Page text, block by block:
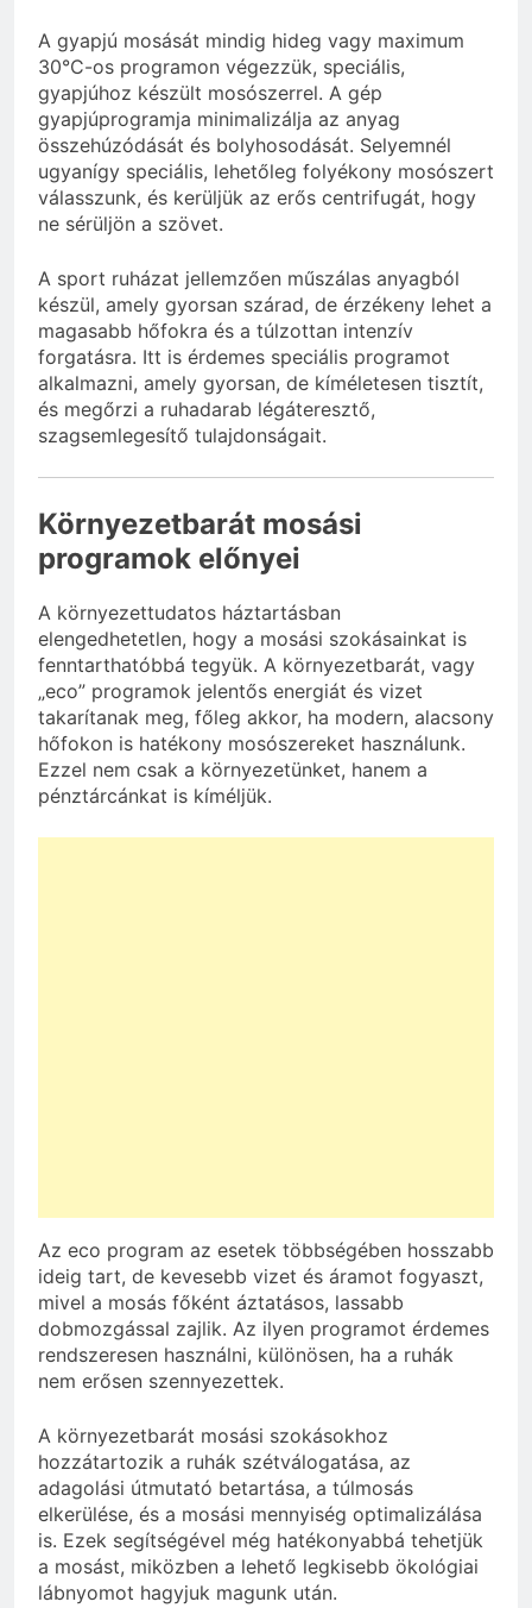
A gyapjú mosását mindig hideg vagy maximum
30°C-os programon végezzük, speciális,
gyapjúhoz készült mosószerrel. A gép
gyapjúprogramja minimalizálja az anyag
összehúzódását és bolyhosodását. Selyemnél
ugyanígy speciális, lehetőleg folyékony mosószert
válasszunk, és kerüljük az erős centrifugát, hogy
ne sérüljön a szövet.
A sport ruházat jellemzően műszálas anyagból
készül, amely gyorsan szárad, de érzékeny lehet a
magasabb hőfokra és a túlzottan intenzív
forgatásra. Itt is érdemes speciális programot
alkalmazni, amely gyorsan, de kíméletesen tisztít,
és megőrzi a ruhadarab légáteresztő,
szagsemlegesítő tulajdonságait.
Környezetbarát mosási
programok előnyei
A környezettudatos háztartásban
elengedhetetlen, hogy a mosási szokásainkat is
fenntarthatóbbá tegyük. A környezetbarát, vagy
„eco” programok jelentős energiát és vizet
takarítanak meg, főleg akkor, ha modern, alacsony
hőfokon is hatékony mosószereket használunk.
Ezzel nem csak a környezetünket, hanem a
pénztárcánkat is kíméljük.
Az eco program az esetek többségében hosszabb
ideig tart, de kevesebb vizet és áramot fogyaszt,
mivel a mosás főként áztatásos, lassabb
dobmozgással zajlik. Az ilyen programot érdemes
rendszeresen használni, különösen, ha a ruhák
nem erősen szennyezettek.
A környezetbarát mosási szokásokhoz
hozzátartozik a ruhák szétválogatása, az
adagolási útmutató betartása, a túlmosás
elkerülése, és a mosási mennyiség optimalizálása
is. Ezek segítségével még hatékonyabbá tehetjük
a mosást, miközben a lehető legkisebb ökológiai
lábnyomot hagyjuk magunk után.